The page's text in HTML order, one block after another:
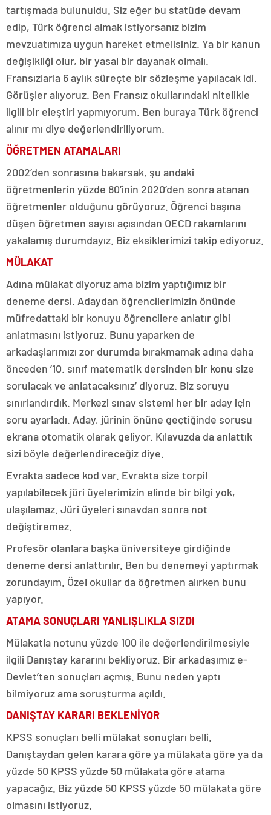
tartışmada bulunuldu. Siz eğer bu statüde devam
edip, Türk öğrenci almak istiyorsanız bizim
mevzuatımıza uygun hareket etmelisiniz. Ya bir kanun
değişikliği olur, bir yasal bir dayanak olmalı.
Fransızlarla 6 aylık süreçte bir sözleşme yapılacak idi.
Görüşler alıyoruz. Ben Fransız okullarındaki nitelikle
ilgili bir eleştiri yapmıyorum. Ben buraya Türk öğrenci
alınır mı diye değerlendiriliyorum.
ÖĞRETMEN ATAMALARI
2002’den sonrasına bakarsak, şu andaki
öğretmenlerin yüzde 80’inin 2020’den sonra atanan
öğretmenler olduğunu görüyoruz. Öğrenci başına
düşen öğretmen sayısı açısından OECD rakamlarını
yakalamış durumdayız. Biz eksiklerimizi takip ediyoruz.
MÜLAKAT
Adına mülakat diyoruz ama bizim yaptığımız bir
deneme dersi. Adaydan öğrencilerimizin önünde
müfredattaki bir konuyu öğrencilere anlatır gibi
anlatmasını istiyoruz. Bunu yaparken de
arkadaşlarımızı zor durumda bırakmamak adına daha
önceden ’10. sınıf matematik dersinden bir konu size
sorulacak ve anlatacaksınız’ diyoruz. Biz soruyu
sınırlandırdık. Merkezi sınav sistemi her bir aday için
soru ayarladı. Aday, jürinin önüne geçtiğinde sorusu
ekrana otomatik olarak geliyor. Kılavuzda da anlattık
sizi böyle değerlendireceğiz diye.
Evrakta sadece kod var. Evrakta size torpil
yapılabilecek jüri üyelerimizin elinde bir bilgi yok,
ulaşılamaz. Jüri üyeleri sınavdan sonra not
değiştiremez.
Profesör olanlara başka üniversiteye girdiğinde
deneme dersi anlattırılır. Ben bu denemeyi yaptırmak
zorundayım. Özel okullar da öğretmen alırken bunu
yapıyor.
ATAMA SONUÇLARI YANLIŞLIKLA SIZDI
Mülakatla notunu yüzde 100 ile değerlendirilmesiyle
ilgili Danıştay kararını bekliyoruz. Bir arkadaşımız e-
Devlet’ten sonuçları açmış. Bunu neden yaptı
bilmiyoruz ama soruşturma açıldı.
DANIŞTAY KARARI BEKLENİYOR
KPSS sonuçları belli mülakat sonuçları belli.
Danıştaydan gelen karara göre ya mülakata göre ya da
yüzde 50 KPSS yüzde 50 mülakata göre atama
yapacağız. Biz yüzde 50 KPSS yüzde 50 mülakata göre
olmasını istiyoruz.